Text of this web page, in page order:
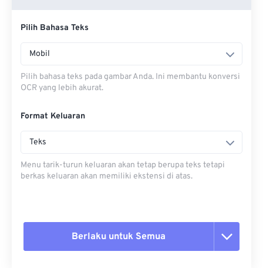
Pilih Bahasa Teks
Mobil
Pilih bahasa teks pada gambar Anda. Ini membantu konversi
OCR yang lebih akurat.
Format Keluaran
Teks
Menu tarik-turun keluaran akan tetap berupa teks tetapi
berkas keluaran akan memiliki ekstensi di atas.
Berlaku untuk Semua